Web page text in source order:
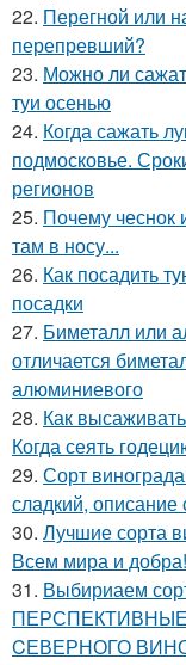
22. Перегной или
перепревший?
23. Можно ли
туи осенью
24. Когда сажать
подмосковье.
регионов
25. Почему чеснок
там в носу...
26. Как посадить
посадки
27. Биметалл или
отличается
алюминиевого
28. Как
Когда сеять
29. Сорт
сладкий, описание
30. Лучшие сорта
Всем мира и добра!
31. Выбириаем
CЕВЕРНОГО